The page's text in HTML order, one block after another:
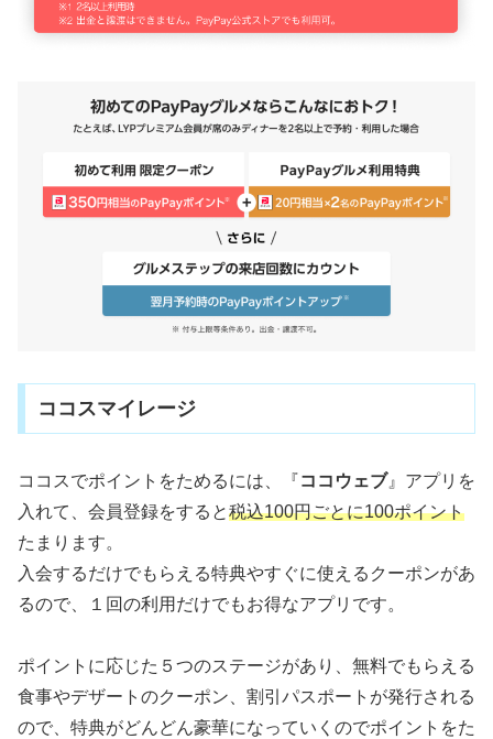
ココスマイレージ
ココスでポイントをためるには、『ココウェブ』アプリを
入れて、会員登録をすると税込100円ごとに100ポイント
たまります。
入会するだけでもらえる特典やすぐに使えるクーポンがあ
るので、１回の利用だけでもお得なアプリです。
ポイントに応じた５つのステージがあり、無料でもらえる
食事やデザートのクーポン、割引パスポートが発行される
ので、特典がどんどん豪華になっていくのでポイントをた